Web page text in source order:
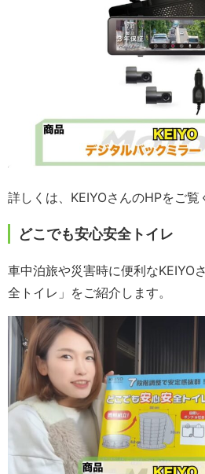
詳しくは、KEIYOさんのHPをご覧
どこでも安心安全トイレ
車中泊旅や災害時に便利なKEIYO
全トイレ」をご紹介します。